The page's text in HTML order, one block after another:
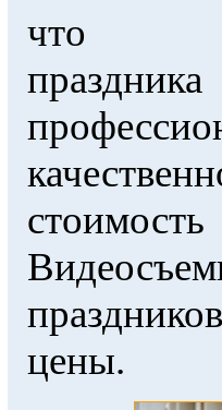
что
цены.